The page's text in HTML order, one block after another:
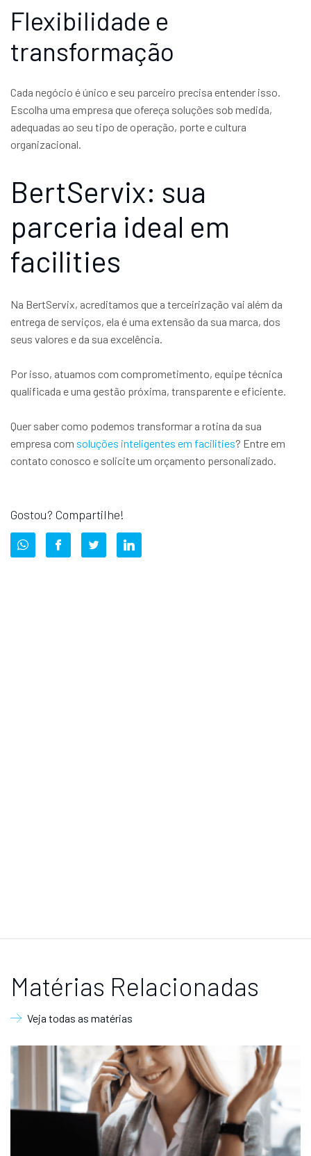
Flexibilidade e
transformação
Cada negócio é único e seu parceiro precisa entender isso.
Escolha uma empresa que ofereça soluções sob medida,
adequadas ao seu tipo de operação, porte e cultura
organizacional.
BertServix: sua
parceria ideal em
facilities
Na BertServix, acreditamos que a terceirização vai além da
entrega de serviços, ela é uma extensão da sua marca, dos
seus valores e da sua excelência.
Por isso, atuamos com comprometimento, equipe técnica
qualificada e uma gestão próxima, transparente e eficiente.
Quer saber como podemos transformar a rotina da sua
empresa com soluções inteligentes em facilities? Entre em
contato conosco e solicite um orçamento personalizado.
Gostou? Compartilhe!
Matérias Relacionadas
Veja todas as matérias